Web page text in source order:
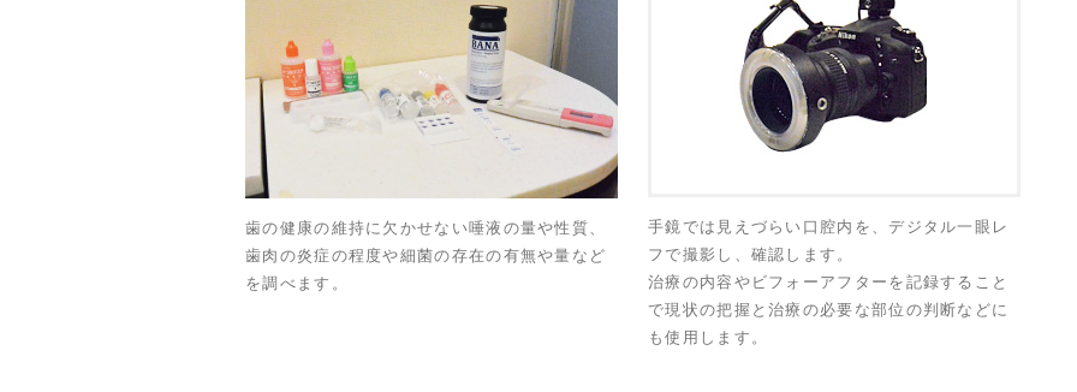
歯の健康の維持に欠かせない唾液の量や性質、
歯肉の炎症の程度や細菌の存在の有無や量など
を調べます。
手鏡では見えづらい口腔内を、デジタル一眼レ
フで撮影し、確認します。
治療の内容やビフォーアフターを記録すること
で現状の把握と治療の必要な部位の判断などに
も使用します。